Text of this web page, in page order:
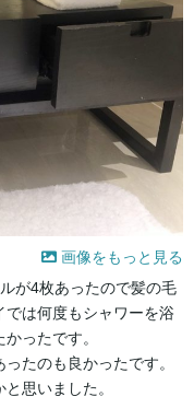
画像をもっと見る
が4枚あったので髪の毛
は何度もシャワーを浴
ったです。
たのも良かったです。
思いました。